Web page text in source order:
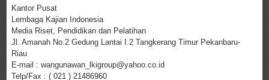
Kantor Pusat
Lembaga Kajian Indonesia
Media Riset, Pendidikan dan Pelatihan
Jl. Amanah No.2 Gedung Lantai I.2 Tangkerang Timur Pekanbaru-
Riau
E-mail : wangunawan_lkigroup@yahoo.co.id
Telp/Fax : ( 021 ) 21486960